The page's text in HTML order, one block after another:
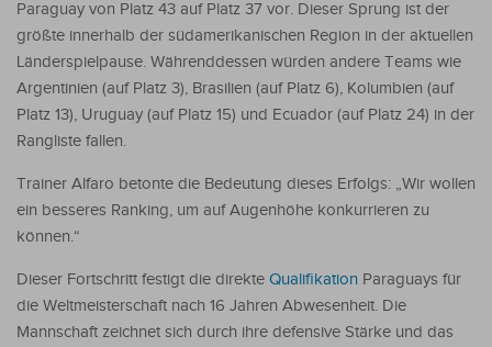
Paraguay von Platz 43 auf Platz 37 vor. Dieser Sprung ist der
größte innerhalb der südamerikanischen Region in der aktuellen
Länderspielpause. Währenddessen würden andere Teams wie
Argentinien (auf Platz 3), Brasilien (auf Platz 6), Kolumbien (auf
Platz 13), Uruguay (auf Platz 15) und Ecuador (auf Platz 24) in der
Rangliste fallen.
Trainer Alfaro betonte die Bedeutung dieses Erfolgs: „Wir wollen
ein besseres Ranking, um auf Augenhöhe konkurrieren zu
können.“
Dieser Fortschritt festigt die direkte Qualifikation Paraguays für
die Weltmeisterschaft nach 16 Jahren Abwesenheit. Die
Mannschaft zeichnet sich durch ihre defensive Stärke und das